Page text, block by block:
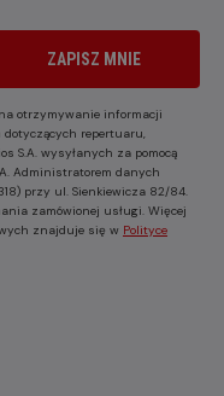
ZAPISZ MNIE
otrzymywanie informacji
repertuaru,
S.A. wysyłanych za pomocą
Administratorem danych
przy ul. Sienkiewicza 82/84.
zamówionej usługi. Więcej
znajduje się w Polityce